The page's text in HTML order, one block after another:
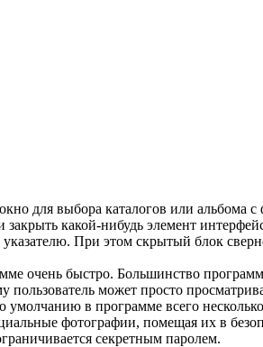
для выбора каталогов или альбома
какой-нибудь элемент
При этом скрытый блок
очень быстро. Большинство
может просто
в программе всего
фотографии, помещая их в
секретным паролем.